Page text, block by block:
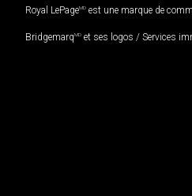
Royal LePageMD est une marque de
BridgemarqMD et ses logos / Services